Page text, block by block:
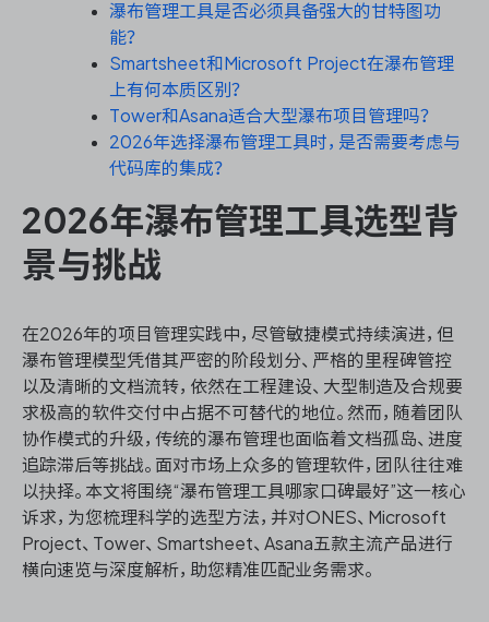
ONES 资讯
瀑布管理工具是否必须具备强大的甘特图功
能？
Smartsheet和Microsoft Project在瀑布管理
上有何本质区别？
Tower和Asana适合大型瀑布项目管理吗？
2026年选择瀑布管理工具时，是否需要考虑与
代码库的集成？
2026年瀑布管理工具选型背
景与挑战
在2026年的项目管理实践中，尽管敏捷模式持续演进，但
瀑布管理模型凭借其严密的阶段划分、严格的里程碑管控
以及清晰的文档流转，依然在工程建设、大型制造及合规要
求极高的软件交付中占据不可替代的地位。然而，随着团队
协作模式的升级，传统的瀑布管理也面临着文档孤岛、进度
追踪滞后等挑战。面对市场上众多的管理软件，团队往往难
以抉择。本文将围绕“瀑布管理工具哪家口碑最好”这一核心
诉求，为您梳理科学的选型方法，并对ONES、Microsoft
Project、Tower、Smartsheet、Asana五款主流产品进行
横向速览与深度解析，助您精准匹配业务需求。